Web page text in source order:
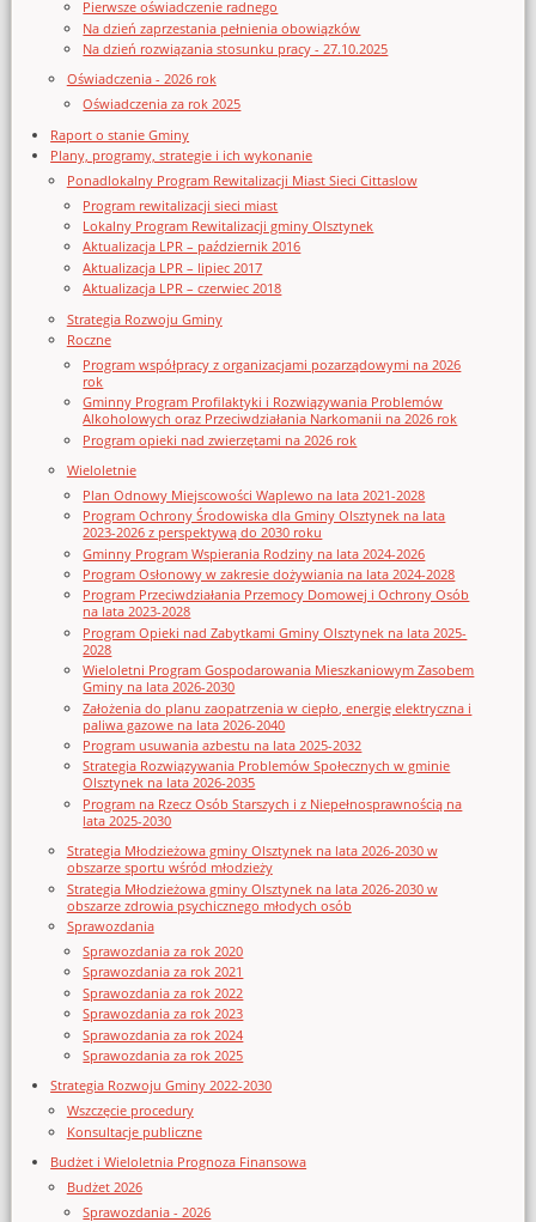
Pierwsze oświadczenie radnego
Na dzień zaprzestania pełnienia obowiązków
Na dzień rozwiązania stosunku pracy - 27.10.2025
Oświadczenia - 2026 rok
Oświadczenia za rok 2025
Raport o stanie Gminy
Plany, programy, strategie i ich wykonanie
Ponadlokalny Program Rewitalizacji Miast Sieci Cittaslow
Program rewitalizacji sieci miast
Lokalny Program Rewitalizacji gminy Olsztynek
Aktualizacja LPR – październik 2016
Aktualizacja LPR – lipiec 2017
Aktualizacja LPR – czerwiec 2018
Strategia Rozwoju Gminy
Roczne
Program współpracy z organizacjami pozarządowymi na 2026
rok
Gminny Program Profilaktyki i Rozwiązywania Problemów
Alkoholowych oraz Przeciwdziałania Narkomanii na 2026 rok
Program opieki nad zwierzętami na 2026 rok
Wieloletnie
Plan Odnowy Miejscowości Waplewo na lata 2021-2028
Program Ochrony Środowiska dla Gminy Olsztynek na lata
2023-2026 z perspektywą do 2030 roku
Gminny Program Wspierania Rodziny na lata 2024-2026
Program Osłonowy w zakresie dożywiania na lata 2024-2028
Program Przeciwdziałania Przemocy Domowej i Ochrony Osób
na lata 2023-2028
Program Opieki nad Zabytkami Gminy Olsztynek na lata 2025-
2028
Wieloletni Program Gospodarowania Mieszkaniowym Zasobem
Gminy na lata 2026-2030
Założenia do planu zaopatrzenia w ciepło, energię elektryczna i
paliwa gazowe na lata 2026-2040
Program usuwania azbestu na lata 2025-2032
Strategia Rozwiązywania Problemów Społecznych w gminie
Olsztynek na lata 2026-2035
Program na Rzecz Osób Starszych i z Niepełnosprawnością na
lata 2025-2030
Strategia Młodzieżowa gminy Olsztynek na lata 2026-2030 w
obszarze sportu wśród młodzieży
Strategia Młodzieżowa gminy Olsztynek na lata 2026-2030 w
obszarze zdrowia psychicznego młodych osób
Sprawozdania
Sprawozdania za rok 2020
Sprawozdania za rok 2021
Sprawozdania za rok 2022
Sprawozdania za rok 2023
Sprawozdania za rok 2024
Sprawozdania za rok 2025
Strategia Rozwoju Gminy 2022-2030
Wszczęcie procedury
Konsultacje publiczne
Budżet i Wieloletnia Prognoza Finansowa
Budżet 2026
Sprawozdania - 2026